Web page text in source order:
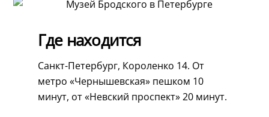
Где находится
Санкт-Петербург, Короленко 14. От
метро «Чернышевская» пешком 10
минут, от «Невский проспект» 20 минут.